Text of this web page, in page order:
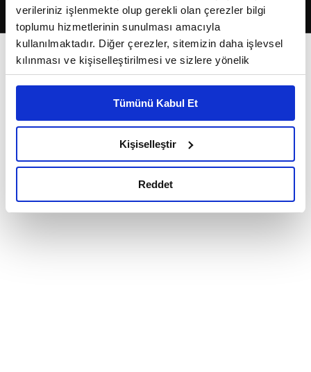
verileriniz işlenmekte olup gerekli olan çerezler bilgi
toplumu hizmetlerinin sunulması amacıyla
kullanılmaktadır. Diğer çerezler, sitemizin daha işlevsel
kılınması ve kişiselleştirilmesi ve sizlere yönelik
reklam/pazarlama faaliyetlerinin yapılması, amaçlarıyla
Çerezlere ilişkin tercihlerinizi çerez paneli vasıtasıyla
belirleyebilirsiniz. Çerezlere ilişkin detaylı bilgi için
Ayarlar butonuna tıklayabilir,Çerez Bilgilendirme
Metnimizi ziyaret edebilirsiniz.
okumak ve sitemizi ziyaretiniz kapsamında
Tümünü Kabul Et
Kişiselleştir
Reddet